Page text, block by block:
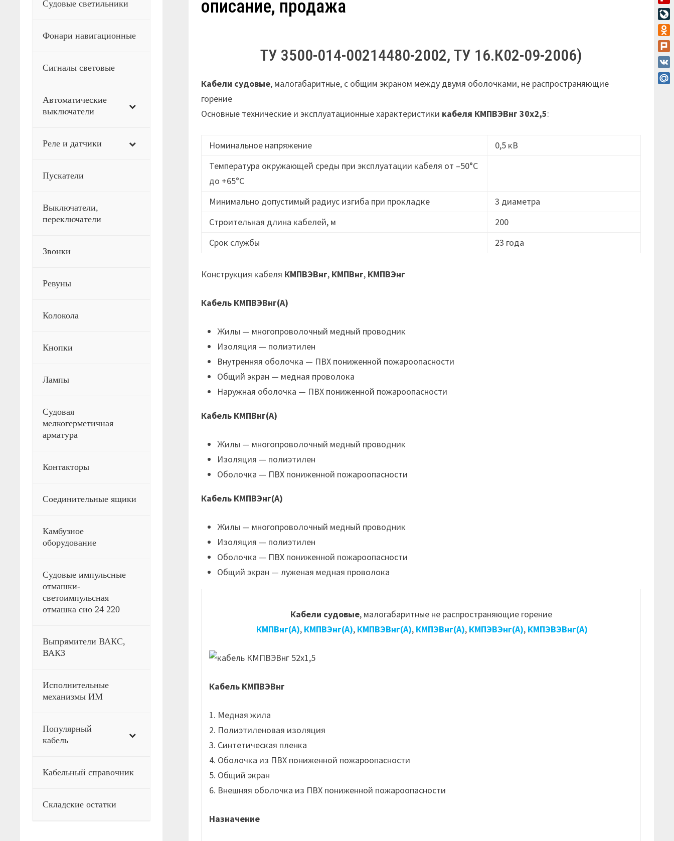
описание, продажа
ТУ 3500-014-00214480-2002, ТУ 16.К02-09-2006)
Кабели судовые, малогабаритные, с общим экраном между двумя оболочками, не распространяющие
горение
Основные технические и эксплуатационные характеристики кабеля КМПВЭВнг 30х2,5:
Номинальное напряжение
0,5 кВ
Температура окружающей среды при эксплуатации кабеля от –50°C
до +65°C
Минимально допустимый радиус изгиба при прокладке
3 диаметра
Строительная длина кабелей, м
200
Срок службы
23 года
Конструкция кабеля КМПВЭВнг, КМПВнг, КМПВЭнг
Кабель КМПВЭВнг(А)
Жилы — многопроволочный медный проводник
Изоляция — полиэтилен
Внутренняя оболочка — ПВХ пониженной пожароопасности
Общий экран — медная проволока
Наружная оболочка — ПВХ пониженной пожароопасности
Кабель КМПВнг(А)
Жилы — многопроволочный медный проводник
Изоляция — полиэтилен
Оболочка — ПВХ пониженной пожароопасности
Кабель КМПВЭнг(А)
Жилы — многопроволочный медный проводник
Изоляция — полиэтилен
Оболочка — ПВХ пониженной пожароопасности
Общий экран — луженая медная проволока
Кабели судовые, малогабаритные не распространяющие горение
КМПВнг(А), КМПВЭнг(А), КМПВЭВнг(А), КМПЭВнг(А), КМПЭВЭнг(А), КМПЭВЭВнг(А)
Кабель КМПВЭВнг
1. Медная жила
2. Полиэтиленовая изоляция
3. Синтетическая пленка
4. Оболочка из ПВХ пониженной пожароопасности
5. Общий экран
6. Внешняя оболочка из ПВХ пониженной пожароопасности
Назначение
Судовые светильники
Фонари навигационные
Сигналы световые
Автоматические
выключатели
Реле и датчики
Пускатели
Выключатели,
переключатели
Звонки
Ревуны
Колокола
Кнопки
Лампы
Судовая
мелкогерметичная
арматура
Контакторы
Соединительные ящики
Камбузное
оборудование
Судовые импульсные
отмашки-
светоимпульсная
отмашка сио 24 220
Выпрямители ВАКС,
ВАКЗ
Исполнительные
механизмы ИМ
Популярный
кабель
Кабельный справочник
Складские остатки
VK